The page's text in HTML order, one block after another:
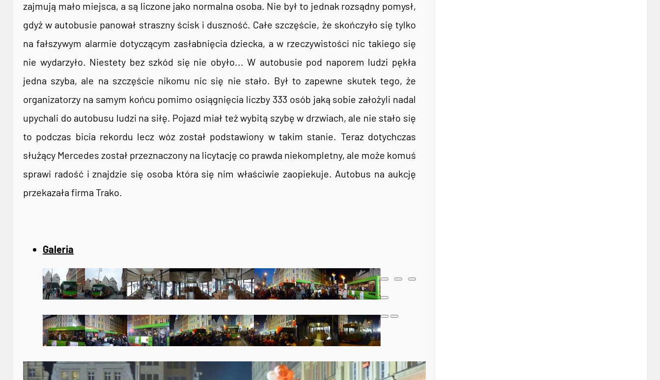
zajmują mało miejsca, a są liczone jako normalna osoba. Nie był to jednak rozsądny pomysł,
gdyż w autobusie panował straszny ścisk i duszność. Całe szczęście, że skończyło się tylko
na fałszywym alarmie dotyczącym zasłabnięcia dziecka, a w rzeczywistości nic takiego się
nie wydarzyło. Niestety bez szkód się nie obyło... W autobusie pod naporem ludzi pękła
jedna szyba, ale na szczęście nikomu nic się nie stało. Był to zapewne skutek tego, że
organizatorzy na samym końcu pomimo osiągnięcia liczby 333 osób jaką sobie założyli nadal
upychali do autobusu ludzi na siłę. Pojazd miał też wybitą szybę w drzwiach, ale nie stało się
to podczas bicia rekordu lecz wóz został podstawiony w takim stanie. Teraz dotychczas
służący Mercedes został przeznaczony na licytację co prawda niekompletny, ale może komuś
sprawi radość i znajdzie się osoba która się nim właściwie zaopiekuje. Autobus na aukcję
przekazała firma Trako.
Galeria